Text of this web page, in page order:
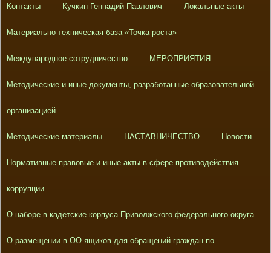
Контакты Кучкин Геннадий Павлович Локальные акты
Материально-техническая база «Точка роста»
Международное сотрудничество МЕРОПРИЯТИЯ
Методические и иные документы, разработанные образовательной
организацией
Методические материалы НАСТАВНИЧЕСТВО Новости
Нормативные правовые и иные акты в сфере противодействия
коррупции
О наборе в кадетские корпуса Приволжского федерального округа
О размещении в ОО ящиков для обращений граждан по